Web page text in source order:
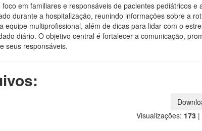
em familiares e responsáveis de pacientes pediátricos
durante a hospitalização, reunindo informações sobre a
equipe multiprofissional, além de dicas para lidar com o
diário. O objetivo central é fortalecer a comunicação,
seus responsáveis.
Visualizações: 173 |